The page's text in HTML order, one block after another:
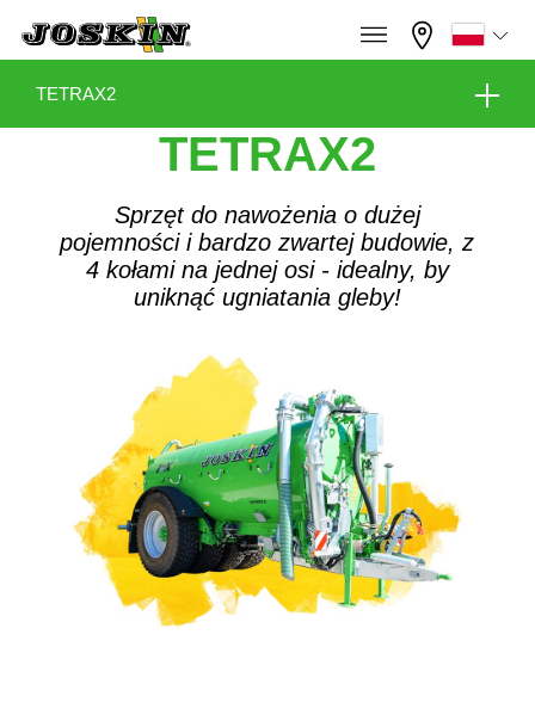
Menu
GAMA
ZNAJDŹ I KUP
STREFA JOSKIN
×
×
Français
English
Deutsch
Español
Polski
TETRAX2
Wirtualna hala wystawowa
Kontakt
TETRAX2
Sprzęt do nawożenia o dużej
pojemności i bardzo zwartej budowie, z
4 kołami na jednej osi - idealny, by
uniknąć ugniatania gleby!